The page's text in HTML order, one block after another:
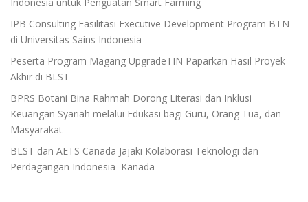
IPB Consulting Fasilitasi Executive Development Program BTN
di Universitas Sains Indonesia
Peserta Program Magang UpgradeTIN Paparkan Hasil Proyek
Akhir di BLST
BPRS Botani Bina Rahmah Dorong Literasi dan Inklusi
Keuangan Syariah melalui Edukasi bagi Guru, Orang Tua, dan
Masyarakat
BLST dan AETS Canada Jajaki Kolaborasi Teknologi dan
Perdagangan Indonesia–Kanada